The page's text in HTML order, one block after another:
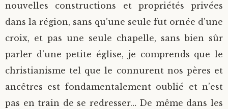
nouvelles constructions et propriétés privées
dans la région, sans qu’une seule fut ornée d’une
croix, et pas une seule chapelle, sans bien sûr
parler d’une petite église, je comprends que le
christianisme tel que le connurent nos pères et
ancêtres est fondamentalement oublié et n’est
pas en train de se redresser… De même dans les